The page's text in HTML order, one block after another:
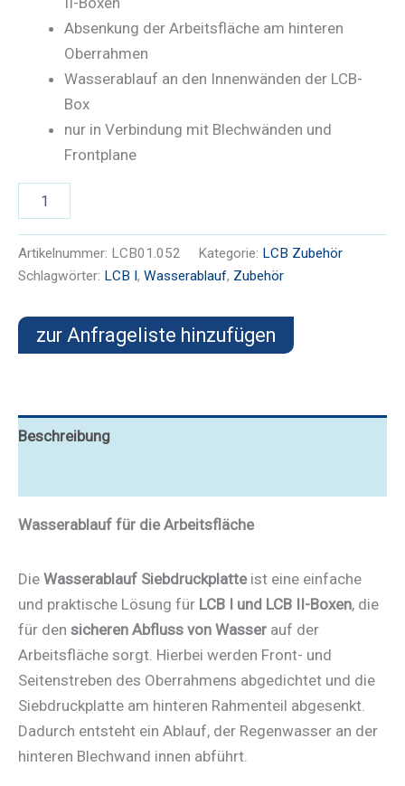
Absenkung der Arbeitsfläche am hinteren
Oberrahmen
Wasserablauf an den Innenwänden der LCB-
Box
nur in Verbindung mit Blechwänden und
Frontplane
Siebdruckplatte
Artikelnummer: LCB01.052 Kategorie: LCB Zubehör
Schlagwörter: LCB I, Wasserablauf, Zubehör
zur Anfrageliste hinzufügen
Beschreibung
Wasserablauf für die Arbeitsfläche
Die Wasserablauf Siebdruckplatteist eine einfache
und praktische Lösung für LCB I und LCB II-Boxen, die
für den sicheren Abfluss von Wasser auf der
Arbeitsfläche sorgt. Hierbei werden Front- und
Seitenstreben des Oberrahmens abgedichtet und die
Siebdruckplatte am hinteren Rahmenteil abgesenkt.
Dadurch entsteht ein Ablauf, der Regenwasser an der
hinteren Blechwand innen abführt.